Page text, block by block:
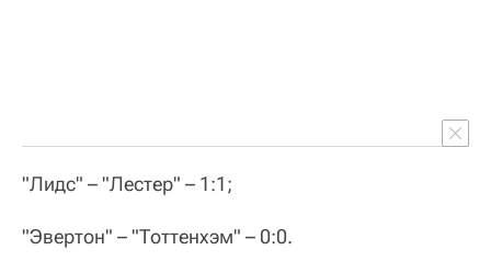
"Лидс" – "Лестер" – 1:1;
"Эвертон" – "Тоттенхэм" – 0:0.